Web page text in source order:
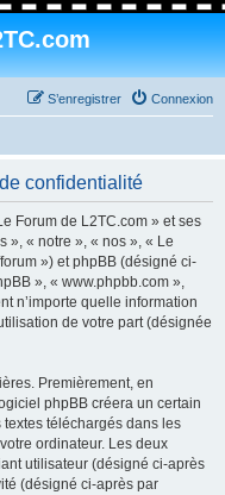
Connexion
S’enregistrer
confidentialité
Forum de L2TC.com » et ses
», « notre », « nos », « Le
») et phpBB (désigné ci-
», « www.phpbb.com »,
n’importe quelle information
de votre part (désignée
Premièrement, en
phpBB créera un certain
téléchargés dans les
ordinateur. Les deux
utilisateur (désigné ci-après
(désigné ci-après par